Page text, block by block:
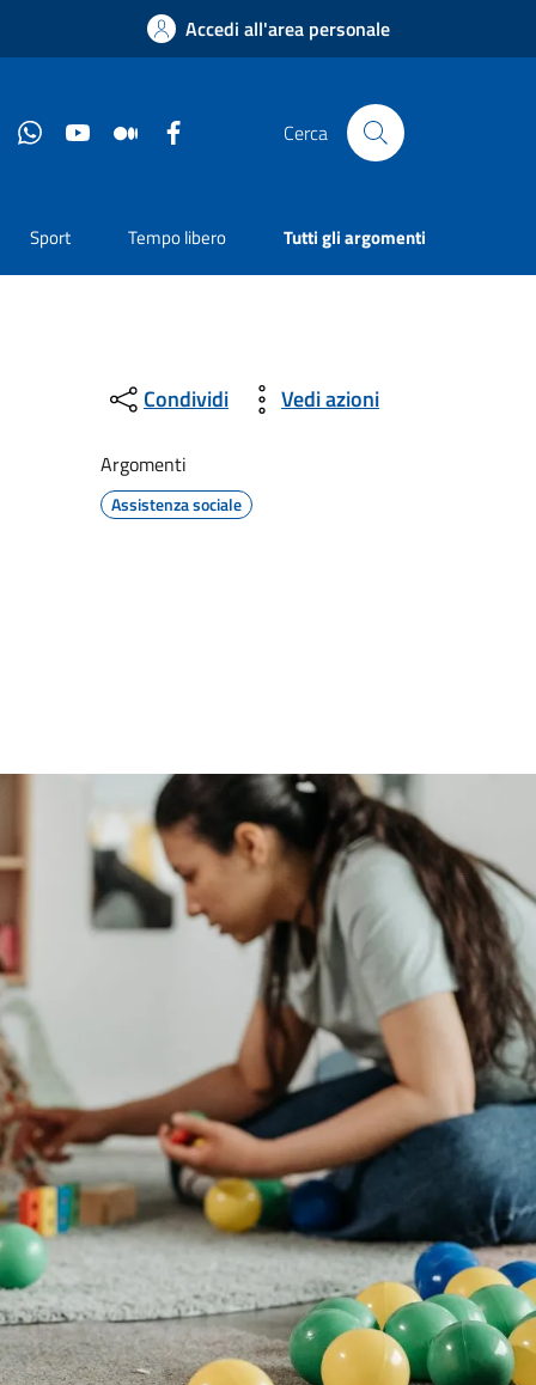
Accedi all'area personale
WhatsappYouTube Medium Cerca
Sport Tempo libero Tutti gli argomenti
Condividi Vedi azioni
Argomenti
Assistenza sociale